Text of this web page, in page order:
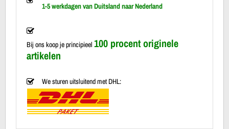
1-5 werkdagen van Duitsland naar Nederland
Bij ons koop je principieel 100 procent originele
artikelen
We sturen uitsluitend met DHL: